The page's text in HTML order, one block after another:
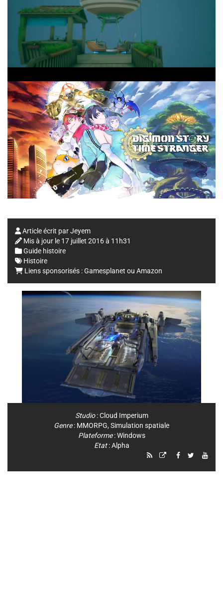
Article écrit parJeyem
Mis à jour le 17 juillet 2016 à 11h31
Guide histoire
Histoire
Liens sponsorisés :Gamesplanet ou Amazon
Studio:Cloud Imperium
Genre: MMORPG, Simulation spatiale
Plateforme:Windows
Etat: Alpha